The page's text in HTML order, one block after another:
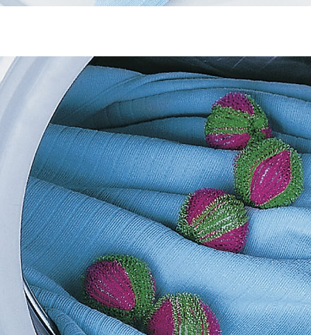
CHF 7.25
inkl. MwSt. und zzgl.Versandkosten
In den Warenkorb
Sofort lieferbar - in 3-4 Werktagen bei Ihnen
"Alles ist voller Flusen!"
Sie kennen das bestimmt: Die Wäsche kommt frisch
aus der Maschine – und überall kleben kleine Flusen.
Mit den praktischen Flusen-Kugeln passiert Ihnen dies
nicht mehr! An der speziellen Oberfläche bleiben
Flusen, Fusseln und Haare beim Waschen einfach